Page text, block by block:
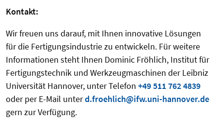
Kontakt:
Wir freuen uns darauf, mit Ihnen innovative Lösungen
für die Fertigungsindustrie zu entwickeln. Für weitere
Informationen steht Ihnen Dominic Fröhlich, Institut für
Fertigungstechnik und Werkzeugmaschinen der Leibniz
Universität Hannover, unter Telefon +49 511 762 4839
oder per E-Mail unterd.froehlich@ifw.uni-hannover.de
gern zur Verfügung.